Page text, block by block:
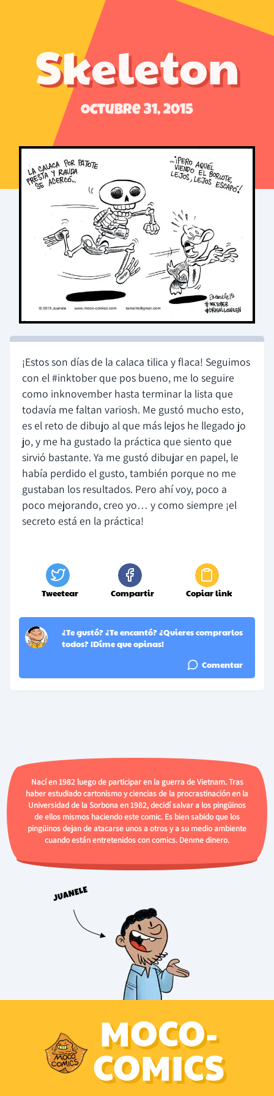
Skeleton
Octubre 31, 2015
¡Estos son días de la calaca tilica y flaca! Seguimos
con el #inktober que pos bueno, me lo seguire
como inknovember hasta terminar la lista que
todavía me faltan variosh. Me gustó mucho esto,
es el reto de dibujo al que más lejos he llegado jo
jo, y me ha gustado la práctica que siento que
sirvió bastante. Ya me gustó dibujar en papel, le
había perdido el gusto, también porque no me
gustaban los resultados. Pero ahí voy, poco a
poco mejorando, creo yo… y como siempre ¡el
secreto está en la práctica!
Tweetear Compartir Copiar link
¿Te gustó? ¿Te encantó? ¿Quieres comprarlos
todos? ¡Díme que opinas!
Comentar
Nací en 1982 luego de participar en la guerra de Vietnam. Tras
haber estudiado cartonismo y ciencias de la procrastinación en la
Universidad de la Sorbona en 1982, decidí salvar a los pingüinos
de ellos mismos haciendo este comic. Es bien sabido que los
pingüinos dejan de atacarse unos a otros y a su medio ambiente
cuando están entretenidos con comics. Denme dinero.
MOCO-
COMICS